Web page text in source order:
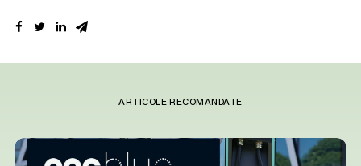
ARTICOLE RECOMANDATE